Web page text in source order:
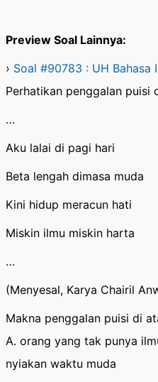
Preview Soal Lainnya:
› Soal #90783 : UH Bahasa
Perhatikan penggalan puisi
…
Aku lalai di pagi hari
Beta lengah dimasa muda
Kini hidup meracun hati
Miskin ilmu miskin harta
…
(Menyesal, Karya Chairil
Makna penggalan puisi di
A. orang yang tak punya
nyiakan waktu muda